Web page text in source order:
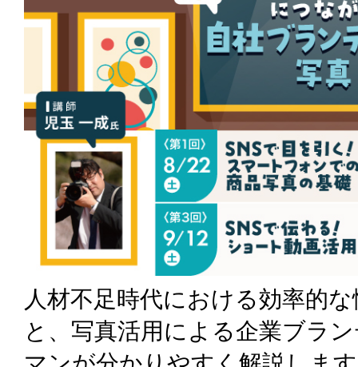
人材不足時代における効率的
と、写真活用による企業ブラ